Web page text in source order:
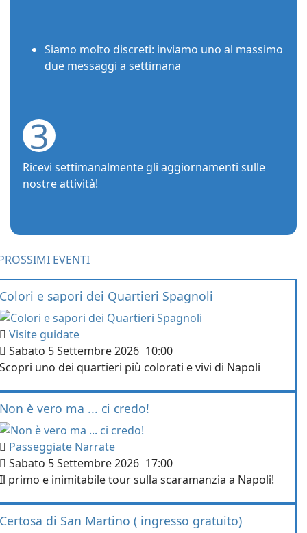
Siamo molto discreti: inviamo uno al massimo
due messaggi a settimana
3
Ricevi settimanalmente gli aggiornamenti sulle
nostre attività!
EVENTI
Colori e sapori dei Quartieri Spagnoli
Visite guidate
Sabato 5 Settembre 2026 10:00
Scopri uno dei quartieri più colorati e vivi di Napoli
Non è vero ma ... ci credo!
Passeggiate Narrate
Sabato 5 Settembre 2026 17:00
Il primo e inimitabile tour sulla scaramanzia a Napoli!
Certosa di San Martino ( ingresso gratuito)